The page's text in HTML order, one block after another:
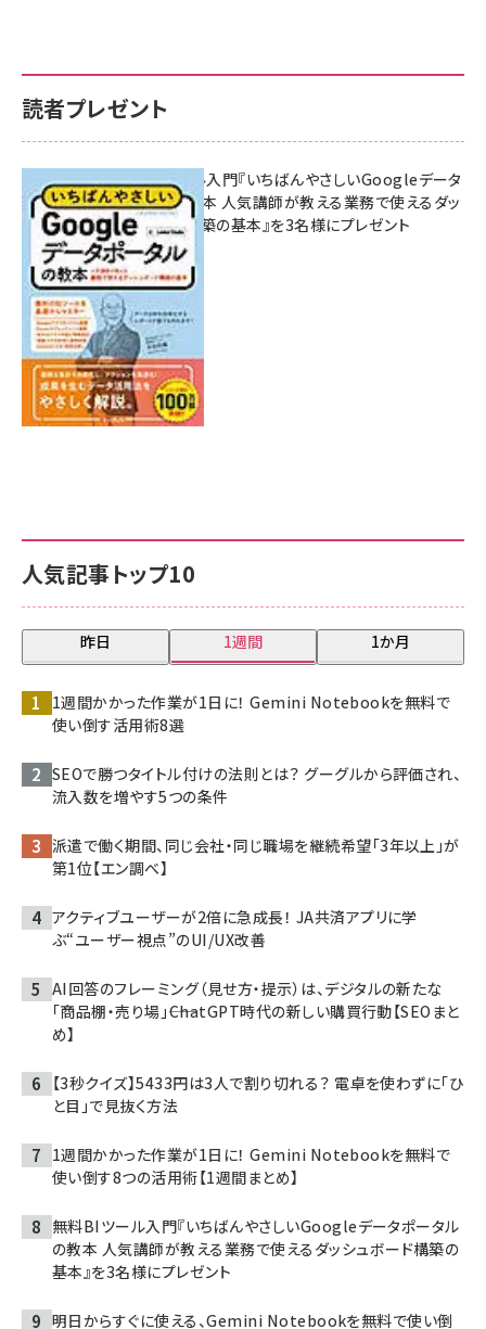
人気記事トップ10
昨日 1週間 1か月
1週間かかった作業が1日に！ Gemini Notebookを無料で
使い倒す活用術8選
SEOで勝つタイトル付けの法則とは？ グーグルから評価され、
流入数を増やす5つの条件
派遣で働く期間、同じ会社・同じ職場を継続希望「3年以上」が
第1位【エン調べ】
アクティブユーザーが2倍に急成長！ JA共済アプリに学
ぶ“ユーザー視点”のUI/UX改善
AI回答のフレーミング（見せ方・提示）は、デジタルの新たな
「商品棚・売り場」――ChatGPT時代の新しい購買行動【SEOまと
め】
【3秒クイズ】5433円は3人で割り切れる？ 電卓を使わずに「ひ
と目」で見抜く方法
1週間かかった作業が1日に！ Gemini Notebookを無料で
使い倒す8つの活用術【1週間まとめ】
無料BIツール入門『いちばんやさしいGoogleデータポータル
の教本 人気講師が教える業務で使えるダッシュボード構築の
基本』を3名様にプレゼント
明日からすぐに使える、Gemini Notebookを無料で使い倒
読者プレゼント
無料BIツール入門『いちばんやさしいGoogleデータ
ポータルの教本 人気講師が教える業務で使えるダッ
シュボード構築の基本』を3名様にプレゼント
7月31日 10:00